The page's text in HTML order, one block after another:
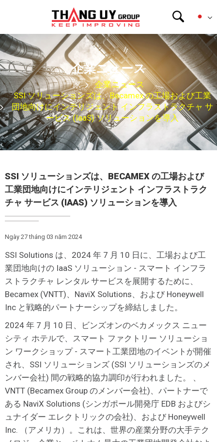
企業ニュース
家
企業ニュース
SSI ソリューションズは、Becamex の工場および工業
団地向けにインテリジェント インフラストラクチャ サ
ービス (IaaS) ソリューションを導入
SSI ソリューションズは、BECAMEX の工場および
工業団地向けにインテリジェント インフラストラク
チャ サービス (IAAS) ソリューションを導入
Ngày 27 tháng 03 năm 2024
SSI Solutions は、2024 年 7 月 10 日に、工場および工
業団地向けの IaaS ソリューション - スマート インフラ
ストラクチャ レンタル サービスを展開するために、
Becamex (VNTT)、NaviX Solutions、および Honeywell
Inc と戦略的パートナーシップを締結しました。
2024 年 7 月 10 日、ビンズオンのベカメックス ニュー
シティ ホテルで、スマート ファクトリー ソリューショ
ン ワークショップ - スマート工業団地のイベントが開催
され、SSI ソリューションズ (SSI ソリューションズのメ
ンバー会社) 間の戦略的協力調印が行われました。 、
VNTT (Becamex Group のメンバー会社)、パートナーで
ある NaviX Solutions (シンガポール開発庁 EDB およびシ
ュナイダー エレクトリックの会社)、および Honeywell
Inc. （アメリカ）。これは、世界の産業分野の大手テク